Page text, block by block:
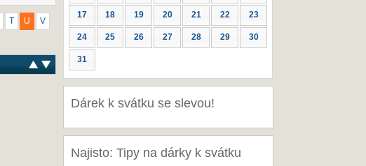
U V
17 18 19 20 21 22 23
24 25 26 27 28 29 30
31
Dárek k svátku se slevou!
Najisto: Tipy na dárky k svátku